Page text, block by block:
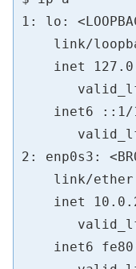
1: lo:
link/
inet
inet6
2: enp0s3:
link/
inet
inet6